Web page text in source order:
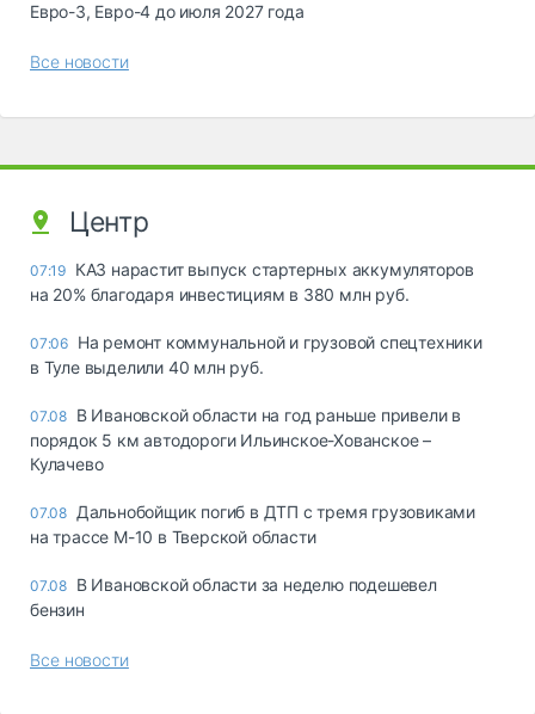
Евро-3, Евро-4 до июля 2027 года
Все новости
Центр
07:19 КАЗ нарастит выпуск стартерных аккумуляторов
на 20% благодаря инвестициям в 380 млн руб.
07:06 На ремонт коммунальной и грузовой спецтехники
в Туле выделили 40 млн руб.
07.08 В Ивановской области на год раньше привели в
порядок 5 км автодороги Ильинское-Хованское –
Кулачево
07.08 Дальнобойщик погиб в ДТП с тремя грузовиками
на трассе М-10 в Тверской области
07.08 В Ивановской области за неделю подешевел
бензин
Все новости